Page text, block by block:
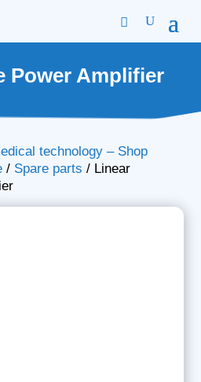
Power Amplifier
technology – Shop
/ Spare parts / Linear